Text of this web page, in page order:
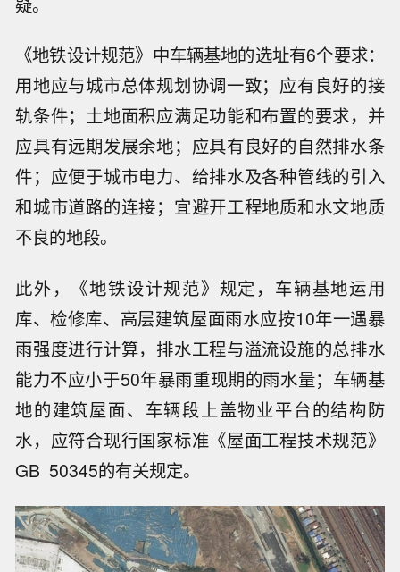
《地铁设计规范》中车辆基地的选址有6个要求：
用地应与城市总体规划协调一致；应有良好的接
轨条件；土地面积应满足功能和布置的要求，并
应具有远期发展余地；应具有良好的自然排水条
件；应便于城市电力、给排水及各种管线的引入
和城市道路的连接；宜避开工程地质和水文地质
不良的地段。
此外，《地铁设计规范》规定，车辆基地运用
库、检修库、高层建筑屋面雨水应按10年一遇暴
雨强度进行计算，排水工程与溢流设施的总排水
能力不应小于50年暴雨重现期的雨水量；车辆基
地的建筑屋面、车辆段上盖物业平台的结构防
水，应符合现行国家标准《屋面工程技术规范》
GB 50345的有关规定。